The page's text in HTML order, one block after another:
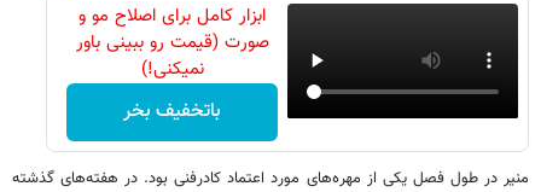
ابزار کامل برای اصلاح مو و
صورت (قیمت رو ببینی باور
نمیکنی!)
باتخفیف بخر
منیر در طول فصل یکی از مهره‌های مورد اعتماد کادرفنی بود. در هفته‌های گذشته